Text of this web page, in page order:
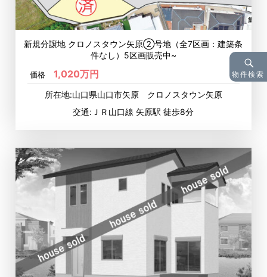
新規分譲地 クロノスタウン矢原②号地（全7区画：建築条
件なし）5区画販売中~
価格 1,020万円
所在地:山口県山口市矢原 クロノスタウン矢原
交通:ＪＲ山口線 矢原駅 徒歩8分
物件検索